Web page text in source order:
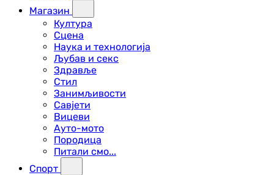
Магазин
Култура
Сцена
Наука и технологија
Љубав и секс
Здравље
Стил
Занимљивости
Савјети
Вицеви
Ауто-мото
Породица
Питали смо...
Спорт